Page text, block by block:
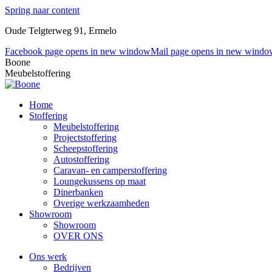
Spring naar content
Oude Telgterweg 91, Ermelo
Facebook page opens in new windowMail page opens in new
Boone
Meubelstoffering
Home
Stoffering
Meubelstoffering
Projectstoffering
Scheepstoffering
Autostoffering
Caravan- en camperstoffering
Loungekussens op maat
Dinerbanken
Overige werkzaamheden
Showroom
Showroom
OVER ONS
Ons werk
Bedrijven